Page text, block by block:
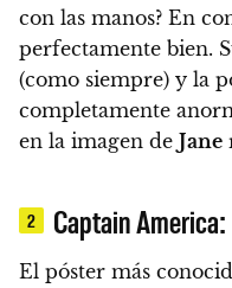
con las manos? En
perfectamente bien.
(como siempre) y la
completamente
en la imagen de Jane
2 Captain
El póster más